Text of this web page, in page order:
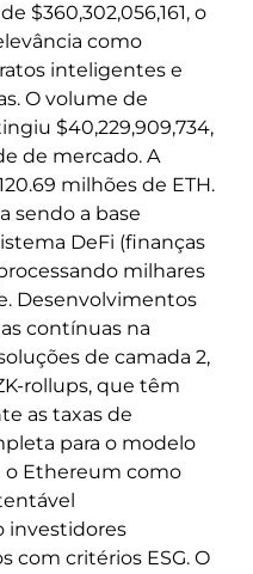
$360,302,056,161, o
como
inteligentes e
O volume de
$40,229,909,734,
de mercado. A
milhões de ETH.
sendo a base
DeFi (finanças
milhares
Desenvolvimentos
contínuas na
de camada 2,
rollups, que têm
as taxas de
para o modelo
o Ethereum como
investidores
com critérios ESG. O